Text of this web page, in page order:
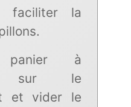
faciliter la
à
sur le
et vider le